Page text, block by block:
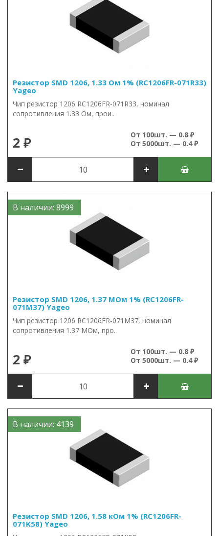
Резистор SMD 1206, 1.33 Ом 1% (RC1206FR-071R33)
Yageo
Чип резистор 1206 RC1206FR-071R33, номинал
сопротивления 1.33 Ом, прои..
2 ₽
От 100шт. — 0.8 ₽
От 5000шт. — 0.4 ₽
В наличии: 8999
Резистор SMD 1206, 1.37 МОм 1% (RC1206FR-
071M37) Yageo
Чип резистор 1206 RC1206FR-071M37, номинал
сопротивления 1.37 МОм, про..
2 ₽
От 100шт. — 0.8 ₽
От 5000шт. — 0.4 ₽
В наличии: 4139
Резистор SMD 1206, 1.58 кОм 1% (RC1206FR-
071K58) Yageo